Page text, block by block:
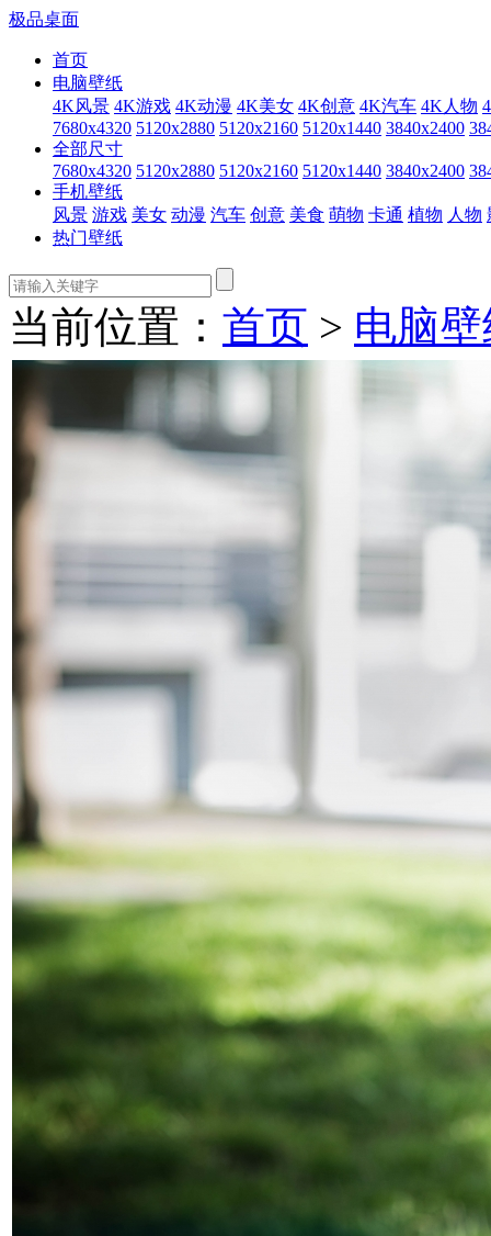
极品桌面
首页
电脑壁纸
4K风景 4K游戏 4K动漫 4K美女 4K创意 4K汽车 4K人物
7680x4320 5120x2880 5120x2160 5120x1440 3840x2400
全部尺寸
7680x4320 5120x2880 5120x2160 5120x1440 3840x2400
手机壁纸
风景 游戏 美女 动漫 汽车 创意 美食 萌物 卡通 植物 人物
热门壁纸
当前位置： 首页 > 电脑